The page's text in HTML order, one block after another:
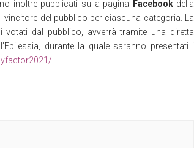
inoltre pubblicati sulla pagina Facebook della
del pubblico per ciascuna categoria. La
dal pubblico, avverrà tramite una diretta
durante la quale saranno presentati i